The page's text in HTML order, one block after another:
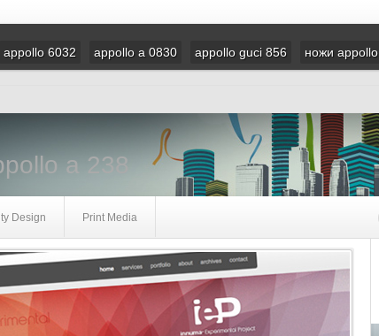
appollo 6032 appollo a 0830 appollo guci 856 ножи appollo
a 238
Design Print Media